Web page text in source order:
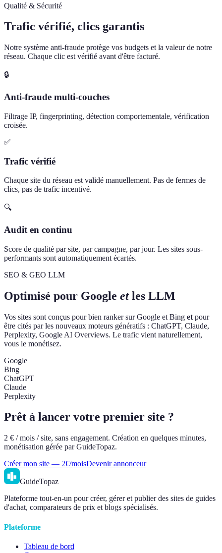
Qualité & Sécurité
Trafic vérifié, clics garantis
Notre système anti-fraude protège vos budgets et la valeur de notre
réseau. Chaque clic est vérifié avant d'être facturé.
🔒
Anti-fraude multi-couches
Filtrage IP, fingerprinting, détection comportementale, vérification
croisée.
✅
Trafic vérifié
Chaque site du réseau est validé manuellement. Pas de fermes de
clics, pas de trafic incentivé.
🔍
Audit en continu
Score de qualité par site, par campagne, par jour. Les sites sous-
performants sont automatiquement écartés.
SEO & GEO LLM
Optimisé pour Google et les LLM
Vos sites sont conçus pour bien ranker sur Google et Bing et pour
être cités par les nouveaux moteurs génératifs : ChatGPT, Claude,
Perplexity, Google AI Overviews. Le trafic vient naturellement,
vous le monétisez.
Google
Bing
ChatGPT
Claude
Perplexity
Prêt à lancer votre premier site ?
2 € / mois / site, sans engagement. Création en quelques minutes,
monétisation gérée par GuideTopaz.
Créer mon site — 2€/moisDevenir annonceur
GuideTopaz
Plateforme tout-en-un pour créer, gérer et publier des sites de guides
d'achat, comparateurs de prix et blogs spécialisés.
Plateforme
Tableau de bord